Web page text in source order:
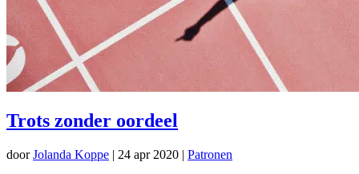
Trots zonder oordeel
doorJolanda Koppe | 24 apr 2020 | Patronen